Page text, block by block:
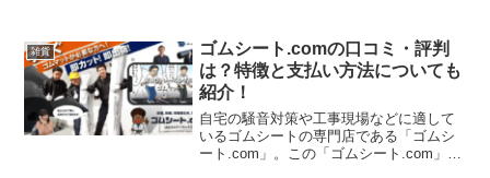
操作するためのユニークなデバイスで、
以下のような特徴があります...
雑貨
ゴムシート.comの口コミ・評判
は？特徴と支払い方法についても
紹介！
自宅の騒音対策や工事現場などに適して
いるゴムシートの専門店である「ゴムシ
ート.com」。この「ゴムシート.com」の